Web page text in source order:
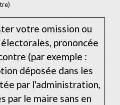
votre omission ou
prononcée
(par exemple :
déposée dans les
par l'administration,
par le maire sans en